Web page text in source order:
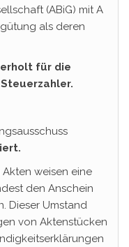
(ABiG) mit A
als deren
für die
weisen eine
den Anschein
Dieser Umstand
von Aktenstücken